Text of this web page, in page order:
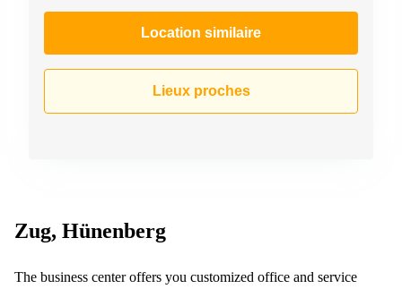
267
Chemin
de la
La
Pièce
Rolle
Location similaire
Lieux proches
Zug, Hünenberg
The business center offers you customized office and service